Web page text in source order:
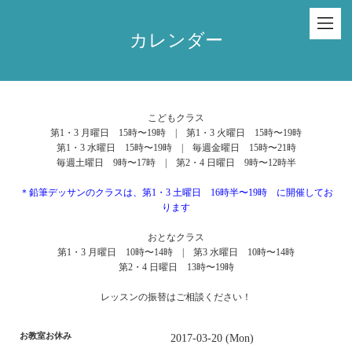
カレンダー
こどもクラス
第1・3 月曜日 15時〜19時 | 第1・3 火曜日 15時〜19時
第1・3 水曜日 15時〜19時 | 毎週金曜日 15時〜21時
毎週土曜日 9時〜17時 | 第2・4 日曜日 9時〜12時半
＊鉛筆デッサンのクラスは、第1・3 土曜日 16時半〜19時 に開催してお
ります
おとなクラス
第1・3 月曜日 10時〜14時 | 第3 水曜日 10時〜14時
第2・4 日曜日 13時〜19時
レッスンの振替はご相談ください！
お教室お休み 2017-03-20 (Mon)